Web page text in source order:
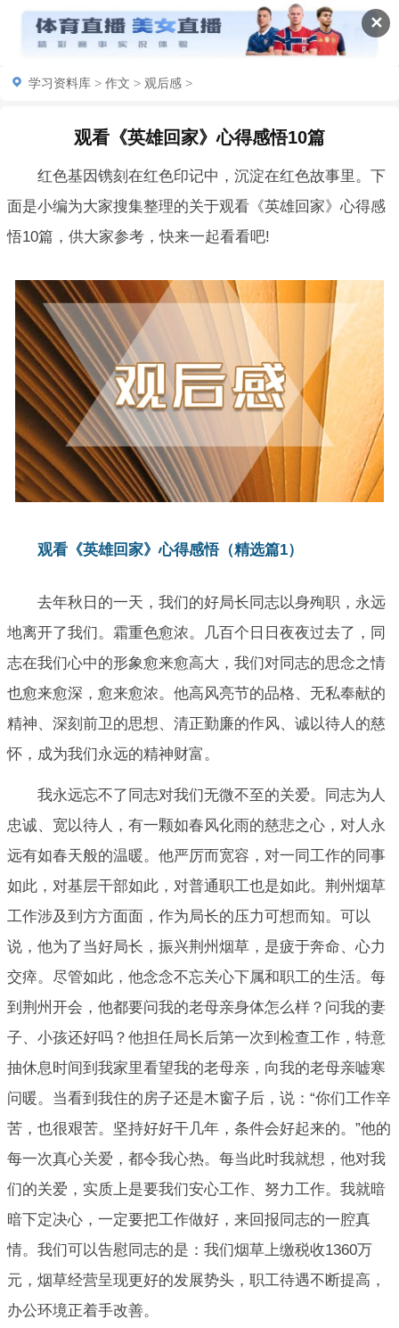
✕
学习资料库 > 作文 > 观后感 >
观看《英雄回家》心得感悟10篇
红色基因镌刻在红色印记中，沉淀在红色故事里。下
面是小编为大家搜集整理的关于观看《英雄回家》心得感
悟10篇，供大家参考，快来一起看看吧!
观看《英雄回家》心得感悟（精选篇1）
去年秋日的一天，我们的好局长同志以身殉职，永远
地离开了我们。霜重色愈浓。几百个日日夜夜过去了，同
志在我们心中的形象愈来愈高大，我们对同志的思念之情
也愈来愈深，愈来愈浓。他高风亮节的品格、无私奉献的
精神、深刻前卫的思想、清正勤廉的作风、诚以待人的慈
怀，成为我们永远的精神财富。
我永远忘不了同志对我们无微不至的关爱。同志为人
忠诚、宽以待人，有一颗如春风化雨的慈悲之心，对人永
远有如春天般的温暖。他严厉而宽容，对一同工作的同事
如此，对基层干部如此，对普通职工也是如此。荆州烟草
工作涉及到方方面面，作为局长的压力可想而知。可以
说，他为了当好局长，振兴荆州烟草，是疲于奔命、心力
交瘁。尽管如此，他念念不忘关心下属和职工的生活。每
到荆州开会，他都要问我的老母亲身体怎么样？问我的妻
子、小孩还好吗？他担任局长后第一次到检查工作，特意
抽休息时间到我家里看望我的老母亲，向我的老母亲嘘寒
问暖。当看到我住的房子还是木窗子后，说：“你们工作辛
苦，也很艰苦。坚持好好干几年，条件会好起来的。”他的
每一次真心关爱，都令我心热。每当此时我就想，他对我
们的关爱，实质上是要我们安心工作、努力工作。我就暗
暗下定决心，一定要把工作做好，来回报同志的一腔真
情。我们可以告慰同志的是：我们烟草上缴税收1360万
元，烟草经营呈现更好的发展势头，职工待遇不断提高，
办公环境正着手改善。